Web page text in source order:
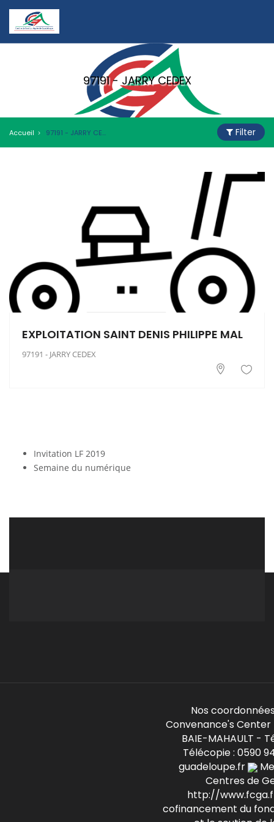
97191 - JARRY CEDEX
Accueil 97191 - JARRY CEDEX Filter
EXPLOITATION SAINT DENIS PHILIPPE MAL
97191 - JARRY CEDEX
Invitation LF 2019
Semaine du numérique
Nos coordonnées
Convenance's Center
BAIE-MAHAULT -
Télécopie : 0590
guadeloupe.fr
Centres de
http://
cofinancement du